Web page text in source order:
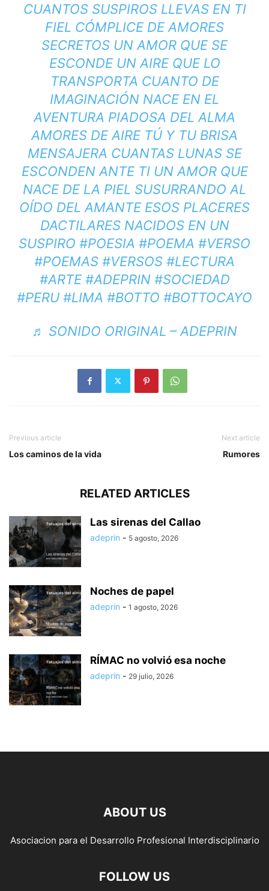
CUANTOS SUSPIROS LLEVAS EN TI
FIEL CÓMPLICE DE AMORES
SECRETOS UN AMOR QUE SE
ESCONDE UN AIRE QUE LO
TRANSPORTA CUANTO DE
IMAGINACIÓN NACE EN EL
AVENTURA PIADOSA DEL ALMA
AMORES DE AIRE TÚ Y TU BRISA
MENSAJERA CUANTAS LUNAS SE
ESCONDEN ANTE TI UN AMOR QUE
NACE DE LA PIEL SUSURRANDO AL
OÍDO DEL AMANTE ESOS PLACERES
DACTILARES NACIDOS EN UN
SUSPIRO #POESIA #POEMA #VERSO
#POEMAS #VERSOS #LECTURA
#ARTE #ADEPRIN #SOCIEDAD
#PERU #LIMA #BOTTO #BOTTOCAYO
♬ SONIDO ORIGINAL – ADEPRIN
Previous article
Los caminos de la vida
Next article
Rumores
RELATED ARTICLES
Las sirenas del Callao
adeprin - 5 agosto, 2026
Noches de papel
adeprin - 1 agosto, 2026
RÍMAC no volvió esa noche
adeprin - 29 julio, 2026
ABOUT US
Asociacion para el Desarrollo Profesional Interdisciplinario
FOLLOW US